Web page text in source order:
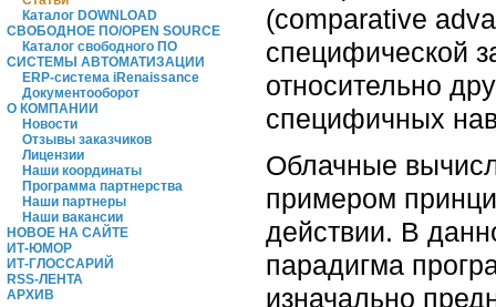
Каталог DOWNLOAD
СВОБОДНОЕ ПО/OPEN SOURCE
Каталог свободного ПО
СИСТЕМЫ АВТОМАТИЗАЦИИ
ERP-система iRenaissance
Документооборот
О КОМПАНИИ
Новости
Отзывы заказчиков
Лицензии
Наши координаты
Программа партнерства
Наши партнеры
Наши вакансии
НОВОЕ НА САЙТЕ
ИТ-ЮМОР
ИТ-ГЛОССАРИЙ
RSS-ЛЕНТА
АРХИВ
(comparative
специфической
относительно
специфичных
Облачные
примером
действии. В
парадигма
изначально